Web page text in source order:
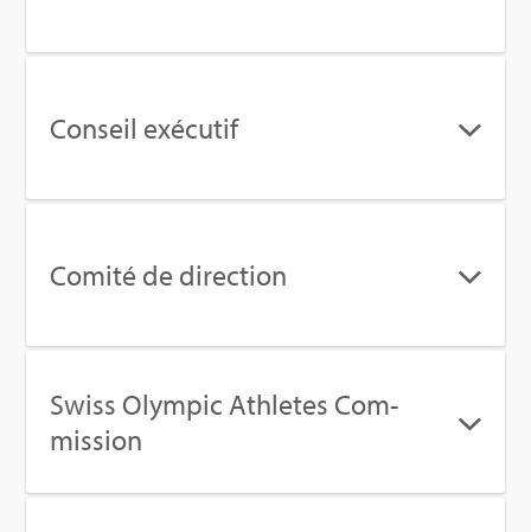
Conseil exé­cu­tif
Comité de direc­tion
Swiss Olym­pic Ath­letes Com­
mis­sion